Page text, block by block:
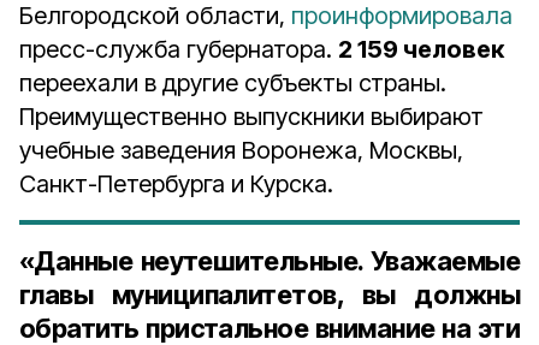
Белгородской области, проинформировала
пресс-служба губернатора. 2 159 человек
переехали в другие субъекты страны.
Преимущественно выпускники выбирают
учебные заведения Воронежа, Москвы,
Санкт-Петербурга и Курска.
«Данные неутешительные. Уважаемые
главы муниципалитетов, вы должны
обратить пристальное внимание на эти